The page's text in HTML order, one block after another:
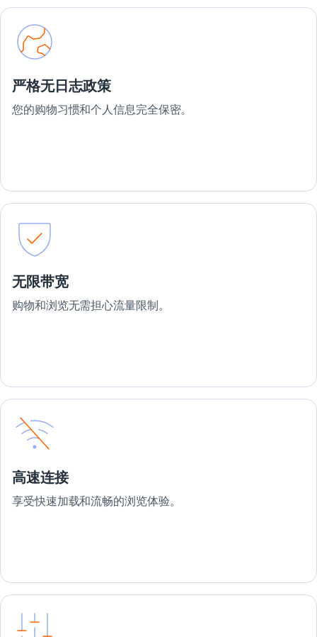
严格无日志政策
您的购物习惯和个人信息完全保密。
无限带宽
购物和浏览无需担心流量限制。
高速连接
享受快速加载和流畅的浏览体验。